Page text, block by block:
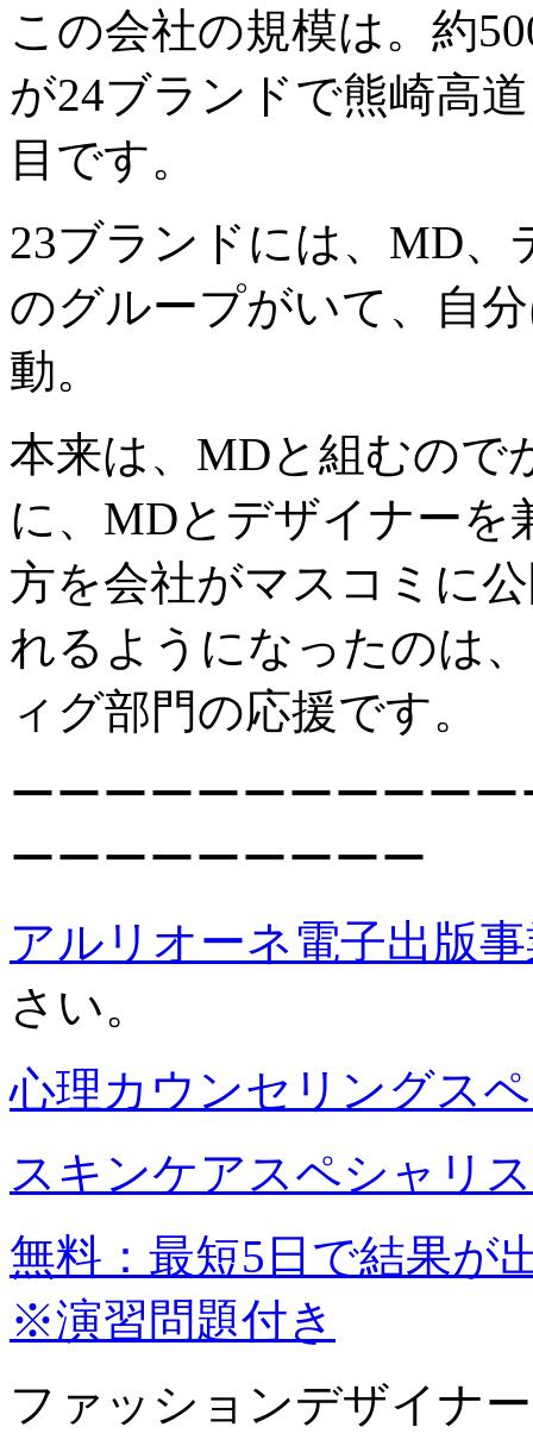
この会社の規模は。約
が24ブランドで熊崎高
目です。
23ブランドには、MD、
のグループがいて、自
動。
本来は、MDと組むので
に、MDとデザイナーを
方を会社がマスコミに
れるようになったのは
ィグ部門の応援です。
ーーーーーーーーーー
ーーーーーーーーー
アルリオーネ電子出版
さい。
心理カウンセリングス
スキンケアスペシャリ
無料：最短5日で結果が
※演習問題付き
ファッションデザイナ